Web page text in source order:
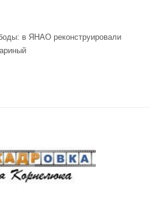
в ЯНАО реконструировали